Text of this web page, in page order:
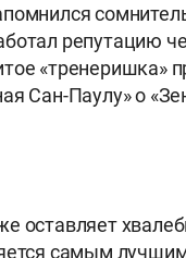
репутацию
«тренеришка»
Сан-Паулу» о
оставляет
самым